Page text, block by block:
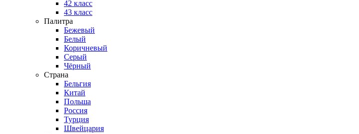
42 класс
43 класс
Палитра
Бежевый
Белый
Коричневый
Серый
Чёрный
Страна
Бельгия
Китай
Польша
Россия
Турция
Швейцария